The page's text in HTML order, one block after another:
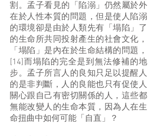
割。孟子看見的「陷溺」仍然屬於外
在於人性本質的問題，但是使人陷溺
的環境卻是由於人類先有「塌陷」了
的生命所共同投射產生的社會文化，
「塌陷」是內在於生命結構的問題，
[14]而塌陷的完全是到無法修補的地
步。孟子所言人的良知只足以提醒人
的是非判斷，人的良能也只有促使人
關心跟自己有密切關係的人，這些都
無能改變人的生命本質，因為人在生
命扭曲中如何可能「自直」？